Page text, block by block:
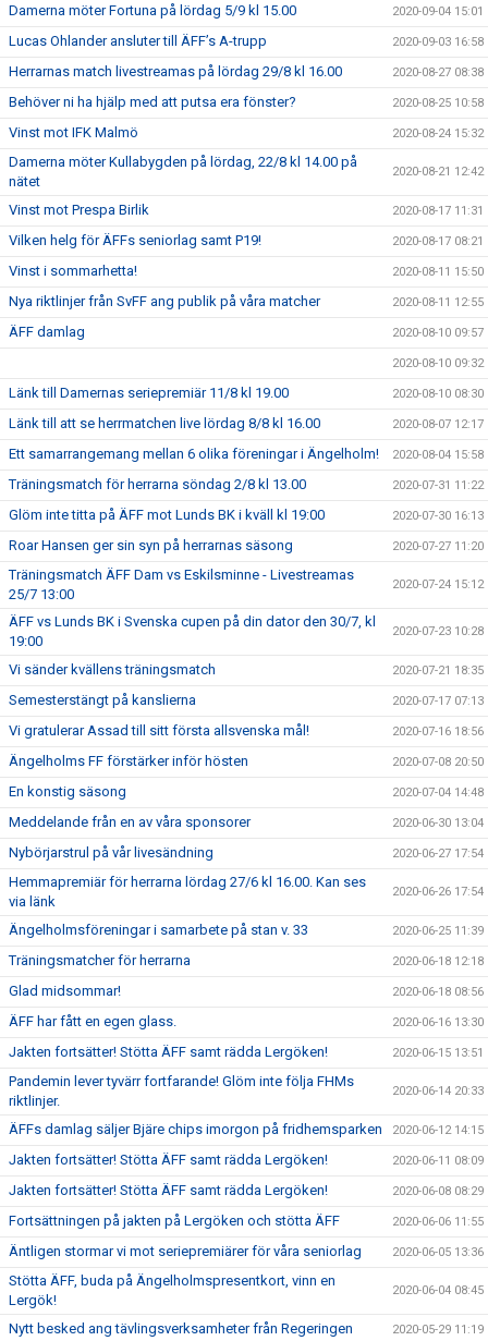
Damerna möter Fortuna på lördag 5/9 kl 15.00 2020-09-04 15:01
Lucas Ohlander ansluter till ÄFF’s A-trupp 2020-09-03 16:58
Herrarnas match livestreamas på lördag 29/8 kl 16.00 2020-08-27 08:38
Behöver ni ha hjälp med att putsa era fönster? 2020-08-25 10:58
Vinst mot IFK Malmö 2020-08-24 15:32
Damerna möter Kullabygden på lördag, 22/8 kl 14.00 på
nätet
2020-08-21 12:42
Vinst mot Prespa Birlik 2020-08-17 11:31
Vilken helg för ÄFFs seniorlag samt P19! 2020-08-17 08:21
Vinst i sommarhetta! 2020-08-11 15:50
Nya riktlinjer från SvFF ang publik på våra matcher 2020-08-11 12:55
ÄFF damlag 2020-08-10 09:57
2020-08-10 09:32
Länk till Damernas seriepremiär 11/8 kl 19.00 2020-08-10 08:30
Länk till att se herrmatchen live lördag 8/8 kl 16.00 2020-08-07 12:17
Ett samarrangemang mellan 6 olika föreningar i Ängelholm! 2020-08-04 15:58
Träningsmatch för herrarna söndag 2/8 kl 13.00 2020-07-31 11:22
Glöm inte titta på ÄFF mot Lunds BK i kväll kl 19:00 2020-07-30 16:13
Roar Hansen ger sin syn på herrarnas säsong 2020-07-27 11:20
Träningsmatch ÄFF Dam vs Eskilsminne - Livestreamas
25/7 13:00
2020-07-24 15:12
ÄFF vs Lunds BK i Svenska cupen på din dator den 30/7, kl
19:00
2020-07-23 10:28
Vi sänder kvällens träningsmatch 2020-07-21 18:35
Semesterstängt på kanslierna 2020-07-17 07:13
Vi gratulerar Assad till sitt första allsvenska mål! 2020-07-16 18:56
Ängelholms FF förstärker inför hösten 2020-07-08 20:50
En konstig säsong 2020-07-04 14:48
Meddelande från en av våra sponsorer 2020-06-30 13:04
Nybörjarstrul på vår livesändning 2020-06-27 17:54
Hemmapremiär för herrarna lördag 27/6 kl 16.00. Kan ses
via länk
2020-06-26 17:54
Ängelholmsföreningar i samarbete på stan v. 33 2020-06-25 11:39
Träningsmatcher för herrarna 2020-06-18 12:18
Glad midsommar! 2020-06-18 08:56
ÄFF har fått en egen glass. 2020-06-16 13:30
Jakten fortsätter! Stötta ÄFF samt rädda Lergöken! 2020-06-15 13:51
Pandemin lever tyvärr fortfarande! Glöm inte följa FHMs
riktlinjer.
2020-06-14 20:33
ÄFFs damlag säljer Bjäre chips imorgon på fridhemsparken 2020-06-12 14:15
Jakten fortsätter! Stötta ÄFF samt rädda Lergöken! 2020-06-11 08:09
Jakten fortsätter! Stötta ÄFF samt rädda Lergöken! 2020-06-08 08:29
Fortsättningen på jakten på Lergöken och stötta ÄFF 2020-06-06 11:55
Äntligen stormar vi mot seriepremiärer för våra seniorlag 2020-06-05 13:36
Stötta ÄFF, buda på Ängelholmspresentkort, vinn en
Lergök!
2020-06-04 08:45
Nytt besked ang tävlingsverksamheter från Regeringen 2020-05-29 11:19